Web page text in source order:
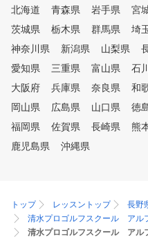
北海道
青森県 岩手県 宮
茨城県
栃木県 群馬県 埼
神奈川県
新潟県 山梨県
愛知県
三重県 富山県 石
大阪府
兵庫県 奈良県 和
岡山県
広島県 山口県 徳
福岡県
佐賀県 長崎県 熊
鹿児島県
沖縄県
トップ レッスントップ 長野
清水プロゴルフスクール アル